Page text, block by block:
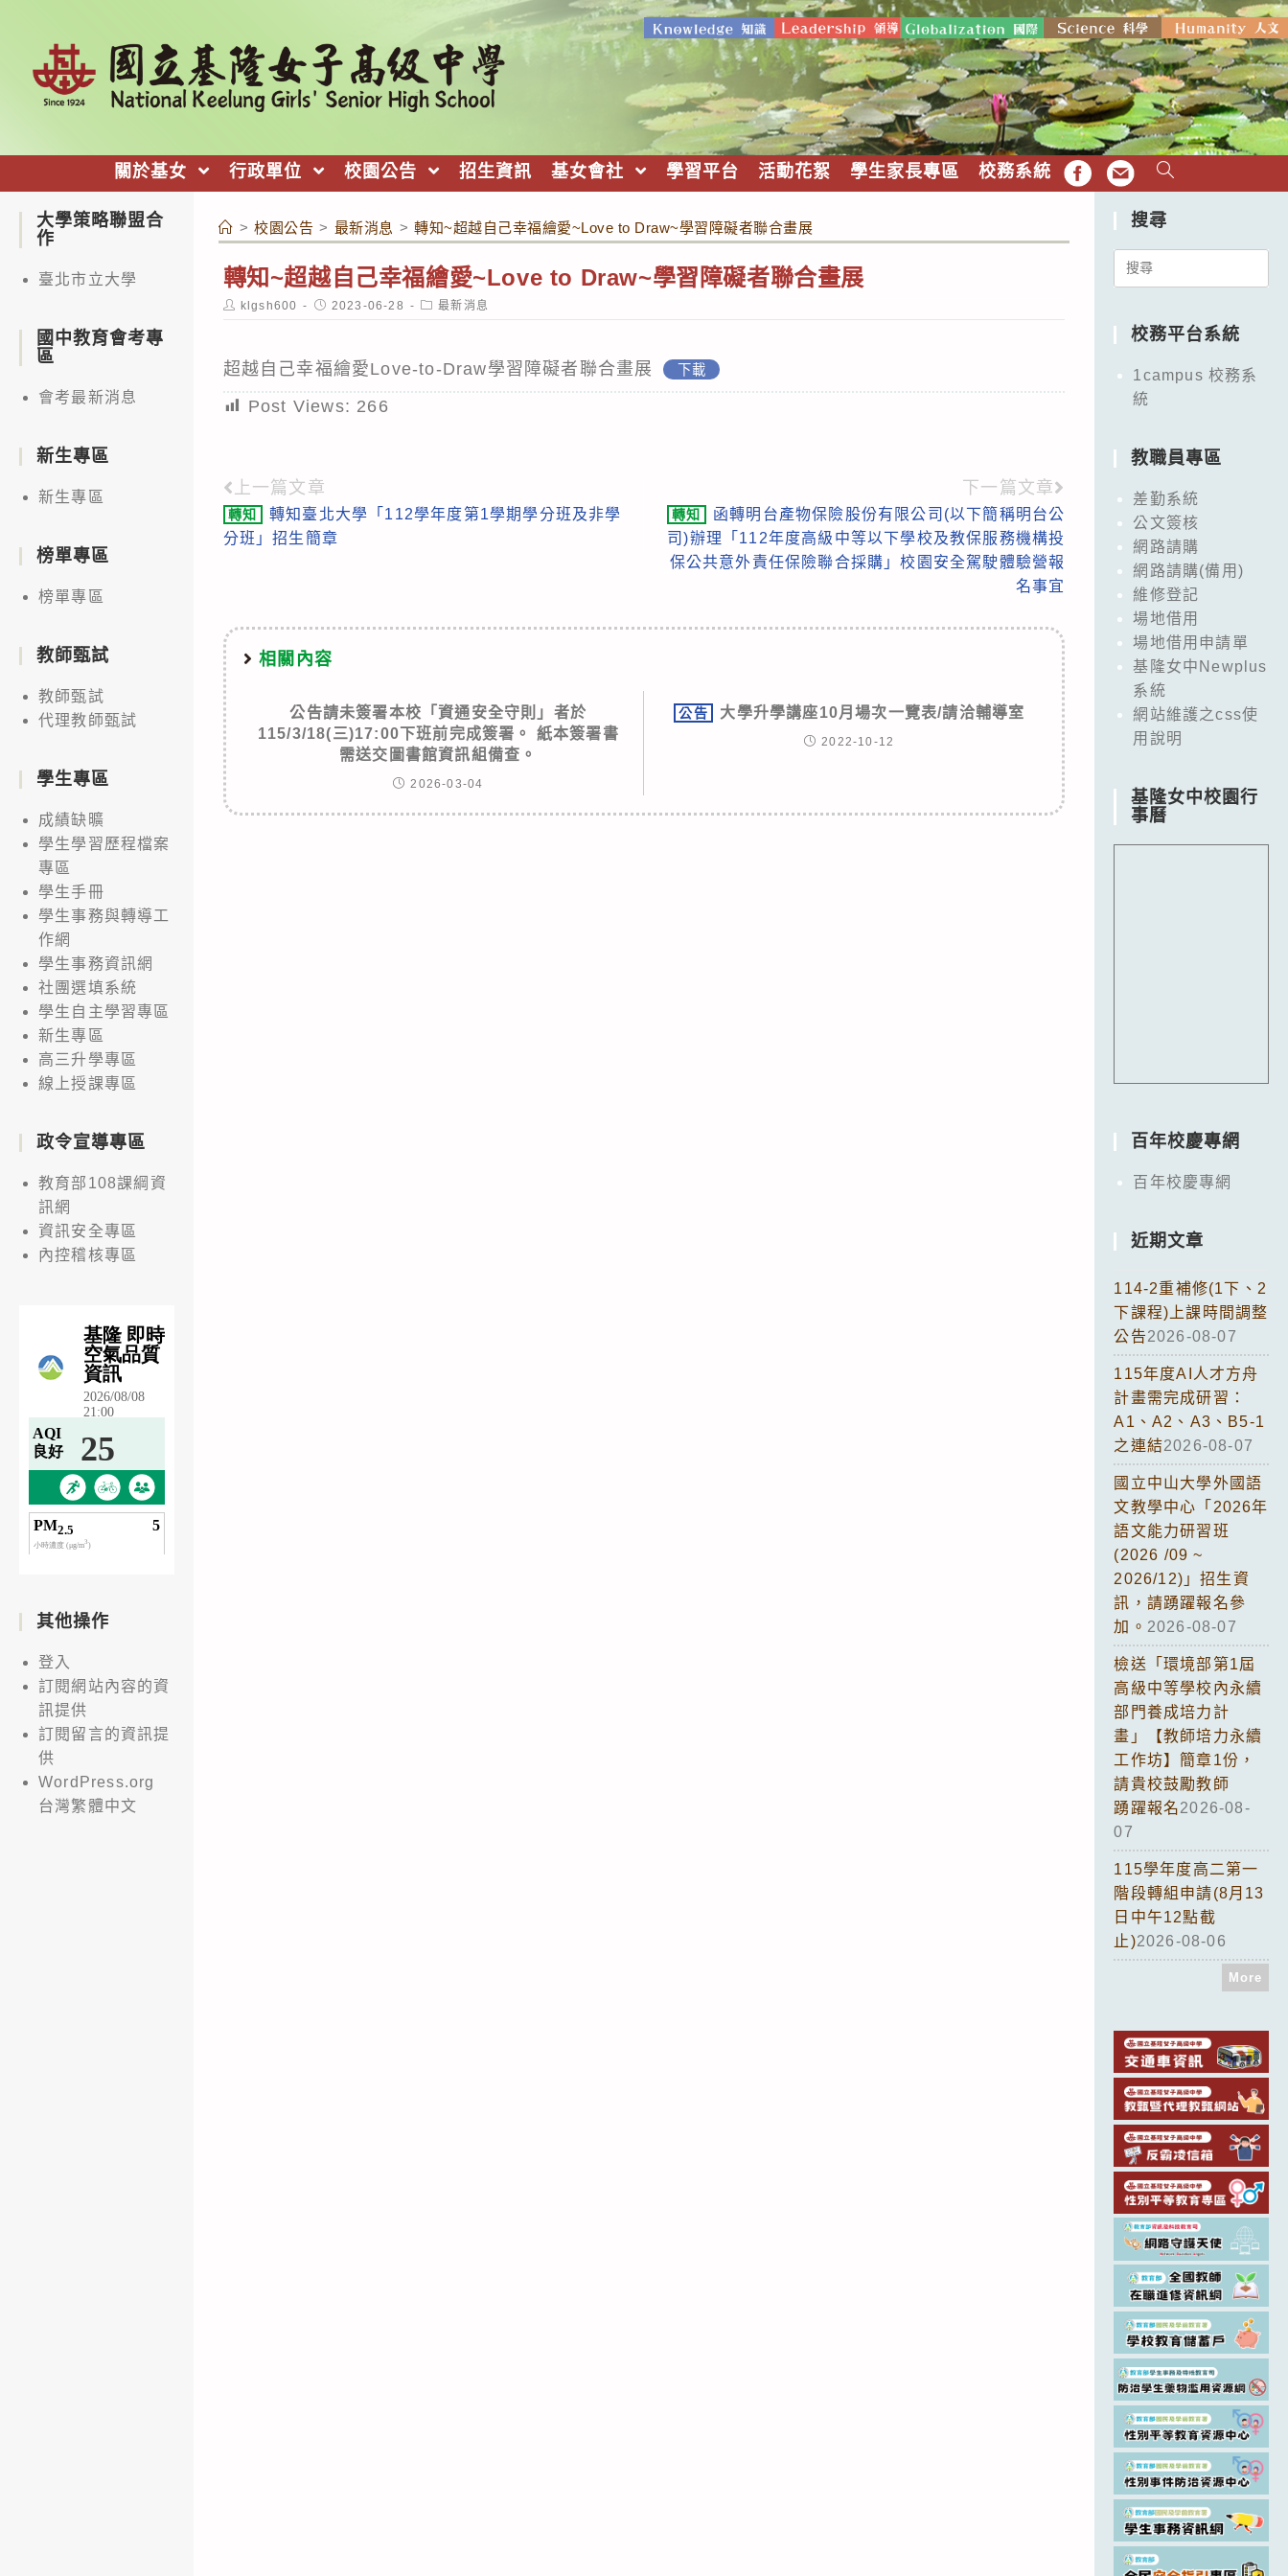
關於基女 行政單位 校園公告 招生資訊 基女會社 學習平台 活動花絮 學生家長專區 校務系統 FB EMAIL
> 校園公告 > 最新消息 > 轉知~超越自己幸福繪愛~Love to Draw~學習障礙者聯合畫展
轉知~超越自己幸福繪愛~Love to Draw~學習障礙者聯合畫展
Post
author:
klgsh600
Post
published:
2023-06-28
Post
category:
最新消息
超越自己幸福繪愛Love-to-Draw學習障礙者聯合畫展 下載
Post Views: 266
Read
more
上一篇文章
轉知
轉知臺北大學「112學年度第1學期學分班及非學
分班」招生簡章
下一篇文章
轉知
函轉明台產物保險股份有限公司(以下簡稱明台公
司)辦理「112年度高級中等以下學校及教保服務機構投
保公共意外責任保險聯合採購」校園安全駕駛體驗營報
名事宜
相關內容
公告請未簽署本校「資通安全守則」者於
115/3/18(三)17:00下班前完成簽署。 紙本簽署書
需送交圖書館資訊組備查。
2026-03-04
公告 大學升學講座10月場次一覽表/請洽輔導室
2022-10-12
大學策略聯盟合
作
臺北市立大學
國中教育會考專
區
會考最新消息
新生專區
新生專區
榜單專區
榜單專區
教師甄試
教師甄試
代理教師甄試
學生專區
成績缺曠
學生學習歷程檔案
專區
學生手冊
學生事務與轉導工
作網
學生事務資訊網
社團選填系統
學生自主學習專區
新生專區
高三升學專區
線上授課專區
政令宣導專區
教育部108課綱資
訊網
資訊安全專區
內控稽核專區
其他操作
登入
訂閱網站內容的資
訊提供
訂閱留言的資訊提
供
WordPress.org
台灣繁體中文
搜尋
Search
校務平台系統
1campus 校務系
統
教職員專區
差勤系統
公文簽核
網路請購
網路請購(備用)
維修登記
場地借用
場地借用申請單
基隆女中Newplus
系統
網站維護之css使
用說明
基隆女中校園行
事曆
百年校慶專網
百年校慶專網
近期文章
114-2重補修(1下、2
下課程)上課時間調整
公告2026-08-07
115年度AI人才方舟
計畫需完成研習：
A1、A2、A3、B5-1
之連結2026-08-07
國立中山大學外國語
文教學中心「2026年
語文能力研習班
(2026 /09 ~
2026/12)」招生資
訊，請踴躍報名參
加。 2026-08-07
檢送「環境部第1屆
高級中等學校內永續
部門養成培力計
畫」【教師培力永續
工作坊】簡章1份，
請貴校鼓勵教師
踴躍報名2026-08-
07
115學年度高二第一
階段轉組申請(8月13
日中午12點截
止)2026-08-06
More